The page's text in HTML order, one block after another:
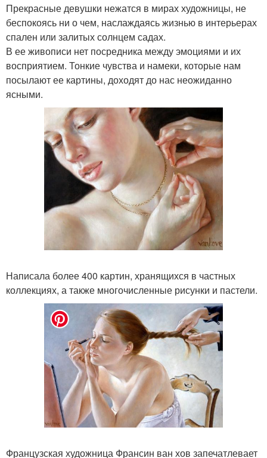
Прекрасные девушки нежатся в мирах художницы, не
беспокоясь ни о чем, наслаждаясь жизнью в интерьерах
спален или залитых солнцем садах.
В ее живописи нет посредника между эмоциями и их
восприятием. Тонкие чувства и намеки, которые нам
посылают ее картины, доходят до нас неожиданно
ясными.
Написала более 400 картин, хранящихся в частных
коллекциях, а также многочисленные рисунки и пастели.
Французская художница Франсин ван хов запечатлевает